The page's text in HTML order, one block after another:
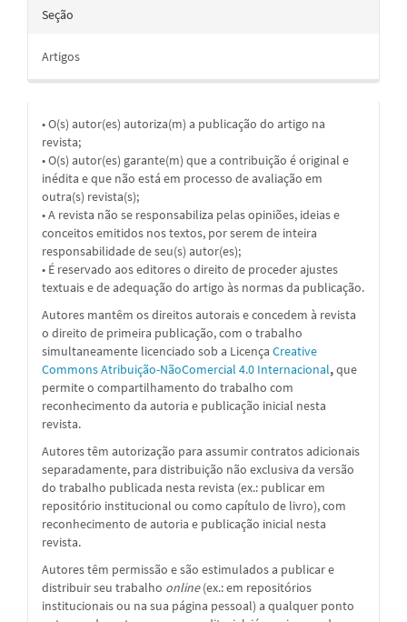
Seção
Artigos
• O(s) autor(es) autoriza(m) a publicação do artigo na
revista;
• O(s) autor(es) garante(m) que a contribuição é original e
inédita e que não está em processo de avaliação em
outra(s) revista(s);
• A revista não se responsabiliza pelas opiniões, ideias e
conceitos emitidos nos textos, por serem de inteira
responsabilidade de seu(s) autor(es);
• É reservado aos editores o direito de proceder ajustes
textuais e de adequação do artigo às normas da publicação.
Autores mantêm os direitos autorais e concedem à revista
o direito de primeira publicação, com o trabalho
simultaneamente licenciado sob a Licença Creative
Commons Atribuição-NãoComercial 4.0 Internacional,que
permite o compartilhamento do trabalho com
reconhecimento da autoria e publicação inicial nesta
revista.
Autores têm autorização para assumir contratos adicionais
separadamente, para distribuição não exclusiva da versão
do trabalho publicada nesta revista (ex.: publicar em
repositório institucional ou como capítulo de livro), com
reconhecimento de autoria e publicação inicial nesta
revista.
Autores têm permissão e são estimulados a publicar e
distribuir seu trabalho online(ex.: em repositórios
institucionais ou na sua página pessoal) a qualquer ponto